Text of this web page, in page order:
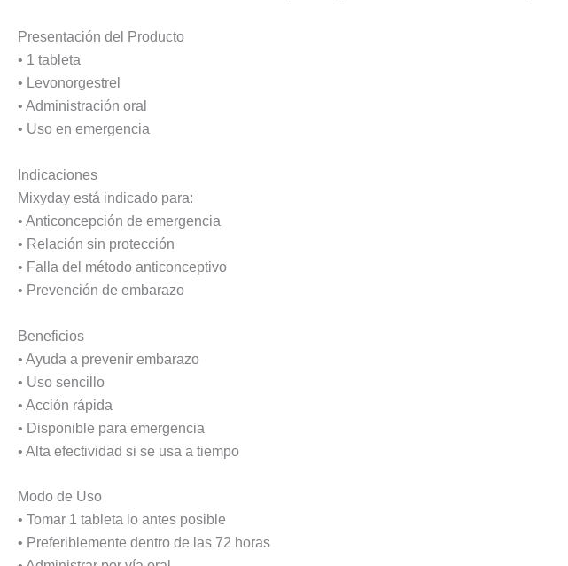
Presentación del Producto
• 1 tableta
• Levonorgestrel
• Administración oral
• Uso en emergencia
Indicaciones
Mixyday está indicado para:
• Anticoncepción de emergencia
• Relación sin protección
• Falla del método anticonceptivo
• Prevención de embarazo
Beneficios
• Ayuda a prevenir embarazo
• Uso sencillo
• Acción rápida
• Disponible para emergencia
• Alta efectividad si se usa a tiempo
Modo de Uso
• Tomar 1 tableta lo antes posible
• Preferiblemente dentro de las 72 horas